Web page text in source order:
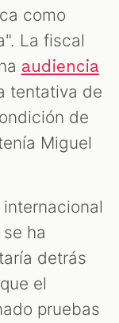
como
La fiscal
audiencia
tentativa de
de
Miguel
ha
detrás
el
pruebas